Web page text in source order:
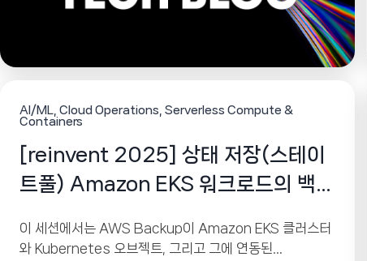
AI/ML Cloud Operations Serverless Compute &
Containers
[reinvent 2025] 상태 저장(스테이
트풀) Amazon EKS 워크로드의 백업
이 세션에서는 AWS Backup이 Amazon EKS 클러스터
와 Kubernetes 오브젝트, 그리고 그에 연동된